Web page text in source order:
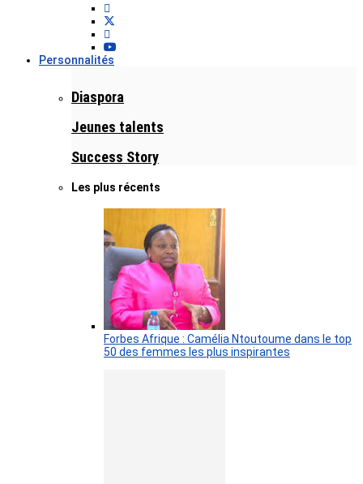
Personnalités
Diaspora
Jeunes talents
Success Story
Les plus récents
Forbes Afrique : Camélia Ntoutoume dans le top
50 des femmes les plus inspirantes